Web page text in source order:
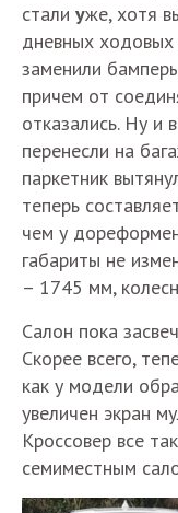
стали уже, хотя
дневных
заменили
причем от
отказались. Ну и
перенесли на
паркетник
теперь
чем у
габариты не
– 1745 мм,
Салон пока
Скорее всего,
как у модели
увеличен экран
Кроссовер все
семиместным